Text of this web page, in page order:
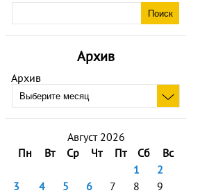
Архив
Архив
Август 2026
Пн
Вт Ср Чт Пт Сб
Вс
1
2
3
4 5 6 7 8
9